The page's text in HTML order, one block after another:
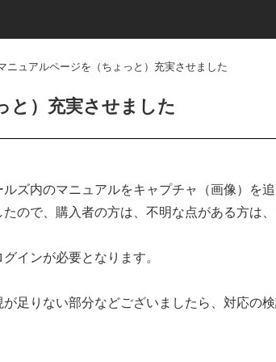
ニュアルページを（ちょっと）充実させました
と）充実させました
ズ内のマニュアルをキャプチャ（画像）を
ので、購入者の方は、不明な点がある方は、
インが必要となります。
足りない部分などございましたら、対応の